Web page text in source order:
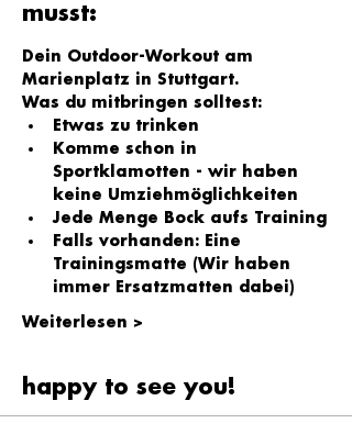
musst:
Dein Outdoor-Workout am
Marienplatz in Stuttgart.
Was du mitbringen solltest:
Etwas zu trinken
Komme schon in
Sportklamotten - wir haben
keine Umziehmöglichkeiten
Jede Menge Bock aufs Training
Falls vorhanden: Eine
Trainingsmatte (Wir haben
immer Ersatzmatten dabei)
Weiterlesen >
happy to see you!